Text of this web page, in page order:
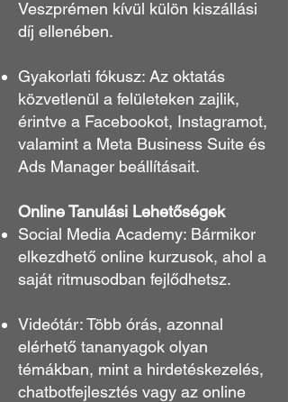
Veszprémen kívül külön kiszállási
díj ellenében.
Gyakorlati fókusz: Az oktatás
közvetlenül a felületeken zajlik,
érintve a Facebookot, Instagramot,
valamint a Meta Business Suite és
Ads Manager beállításait.
Online Tanulási Lehetőségek
Social Media Academy: Bármikor
elkezdhető online kurzusok, ahol a
saját ritmusodban fejlődhetsz.
Videótár: Több órás, azonnal
elérhető tananyagok olyan
témákban, mint a hirdetéskezelés,
chatbotfejlesztés vagy az online